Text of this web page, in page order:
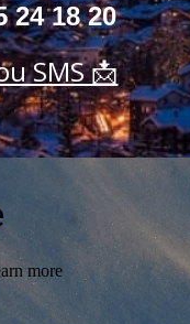
24 18 20
SMS 📩